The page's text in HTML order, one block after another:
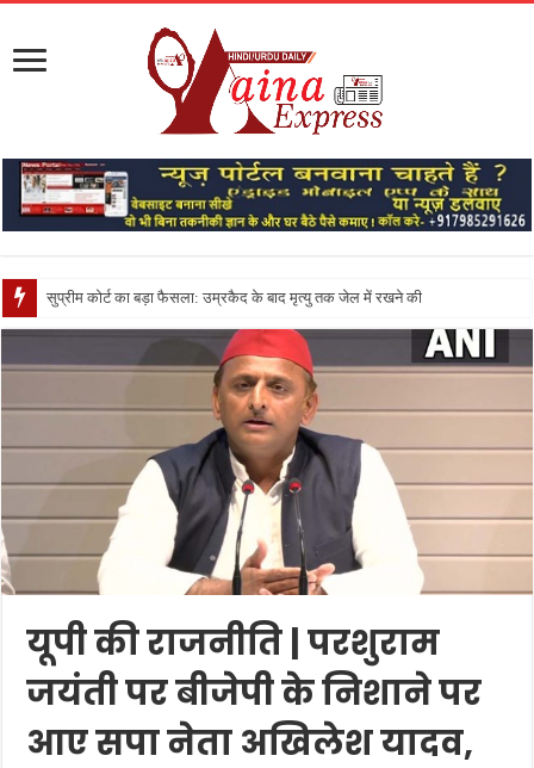
सुप्रीम कोर्ट का बड़ा फैसला: उम्रकैद के बाद मृत्यु तक जेल में रखने की सजा संविधान के अनुरूप
यूपी की राजनीति | परशुराम
जयंती पर बीजेपी के निशाने पर
आए सपा नेता अखिलेश यादव,